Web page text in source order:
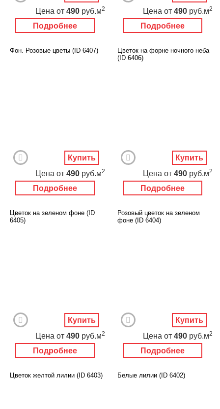
Подробнее
Цена от 490 руб.м2
Подробнее
Цена от 490 руб.м2
Фон. Розовые цветы (ID 6407)
Подробнее
Цена от 490 руб.м2
Купить
Цветок на форне ночного неба
(ID 6406)
Подробнее
Цена от 490 руб.м2
Купить
Цветок на зеленом фоне (ID
6405)
Подробнее
Цена от 490 руб.м2
Купить
Розовый цветок на зеленом
фоне (ID 6404)
Подробнее
Цена от 490 руб.м2
Купить
Цветок желтой лилии (ID 6403) Белые лилии (ID 6402)